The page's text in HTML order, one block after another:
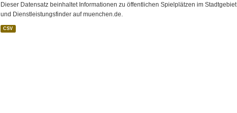
Dieser Datensatz beinhaltet Informationen zu öffentlichen Spielplätzen im
und Dienstleistungsfinder auf muenchen.de.
CSV